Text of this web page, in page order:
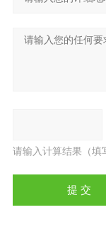
请输入计算结果（填